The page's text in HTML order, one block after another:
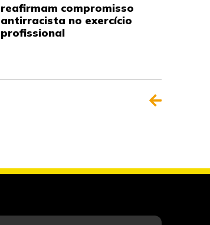
reafirmam compromisso
antirracista no exercício
profissional